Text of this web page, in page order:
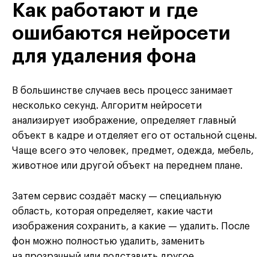
Как работают и где
ошибаются нейросети
для удаления фона
В большинстве случаев весь процесс занимает
несколько секунд. Алгоритм нейросети
анализирует изображение, определяет главный
объект в кадре и отделяет его от остальной сцены.
Чаще всего это человек, предмет, одежда, мебель,
животное или другой объект на переднем плане.
Затем сервис создаёт маску — специальную
область, которая определяет, какие части
изображения сохранить, а какие — удалить. После
фон можно полностью удалить, заменить